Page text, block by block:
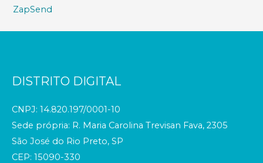
ZapSend
DISTRITO DIGITAL
CNPJ: 14.820.197/0001-10
Sede própria: R. Maria Carolina Trevisan Fava, 2305
São José do Rio Preto, SP
CEP: 15090-330